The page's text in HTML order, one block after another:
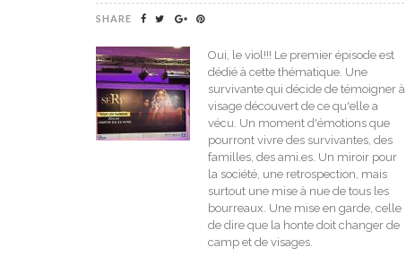
SHARE
Oui, le viol!!! Le premier épisode est
dédié à cette thématique. Une
survivante qui décide de témoigner à
visage découvert de ce qu'elle a
vécu. Un moment d'émotions que
pourront vivre des survivantes, des
familles, des ami.es. Un miroir pour
la société, une retrospection, mais
surtout une mise à nue de tous les
bourreaux. Une mise en garde, celle
de dire que la honte doit changer de
camp et de visages.